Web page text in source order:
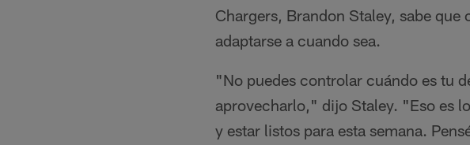
Chargers, Brandon Staley, sabe que
adaptarse a cuando sea.
"No puedes controlar cuándo es tu
aprovecharlo," dijo Staley. "Eso es
y estar listos para esta semana.